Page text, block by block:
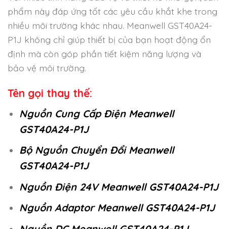
phẩm này đáp ứng tốt các yêu cầu khắt khe trong
nhiều môi trường khác nhau. Meanwell GST40A24-
P1J không chỉ giúp thiết bị của bạn hoạt động ổn
định mà còn góp phần tiết kiệm năng lượng và
bảo vệ môi trường.
Tên gọi thay thế:
Nguồn Cung Cấp Điện Meanwell
GST40A24-P1J
Bộ Nguồn Chuyển Đổi Meanwell
GST40A24-P1J
Nguồn Điện 24V Meanwell GST40A24-P1J
Nguồn Adaptor Meanwell GST40A24-P1J